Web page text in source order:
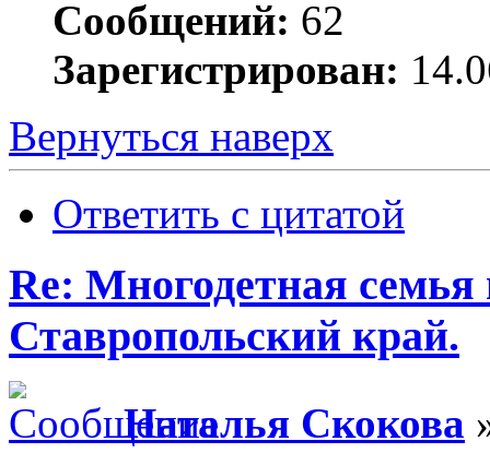
Сообщений: 62
Зарегистрирован:
Вернуться наверх
Ответить с цитатой
Re: Многодетная
Ставропольский край.
Наталья Скокова